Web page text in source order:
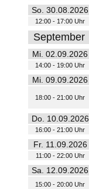
So. 30.08.2026
12:00 - 17:00 Uhr
September
Mi. 02.09.2026
14:00 - 19:00 Uhr
Mi. 09.09.2026
18:00 - 21:00 Uhr
Do. 10.09.2026
16:00 - 21:00 Uhr
Fr. 11.09.2026
11:00 - 22:00 Uhr
Sa. 12.09.2026
15:00 - 20:00 Uhr